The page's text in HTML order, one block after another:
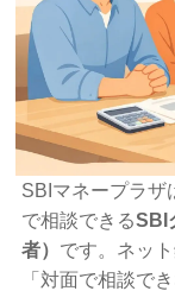
SBIマネープラザ
で相談できるSBI
者） です。ネッ
「対面で相談で